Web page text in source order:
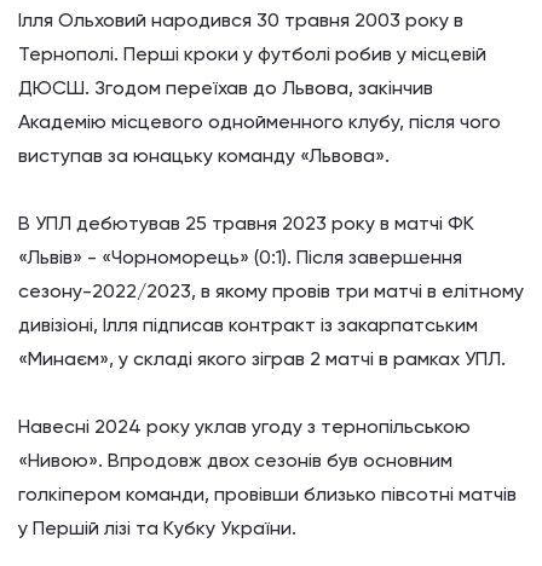
Ілля Ольховий народився 30 травня 2003 року в
Тернополі. Перші кроки у футболі робив у місцевій
ДЮСШ. Згодом переїхав до Львова, закінчив
Академію місцевого однойменного клубу, після чого
виступав за юнацьку команду «Львова».
В УПЛ дебютував 25 травня 2023 року в матчі ФК
«Львів» - «Чорноморець» (0:1). Після завершення
сезону-2022/2023, в якому провів три матчі в елітному
дивізіоні, Ілля підписав контракт із закарпатським
«Минаєм», у складі якого зіграв 2 матчі в рамках УПЛ.
Навесні 2024 року уклав угоду з тернопільською
«Нивою». Впродовж двох сезонів був основним
голкіпером команди, провівши близько півсотні матчів
у Першій лізі та Кубку України.